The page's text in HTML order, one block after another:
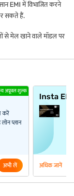
EMI में विभाजित करने
सकते हैं.
से मेल खाने वाले मॉडल पर
अप्रूवल शुल्क
करें
प्लान
अभी लें
Insta
अधिक जानें